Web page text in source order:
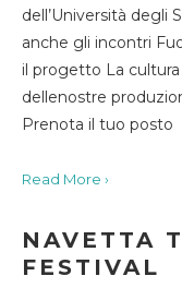
dell’Università degli
anche gli incontri
il progetto La
dellenostre
Prenota il tuo posto
Read More ›
NAVETTA
FESTIVAL